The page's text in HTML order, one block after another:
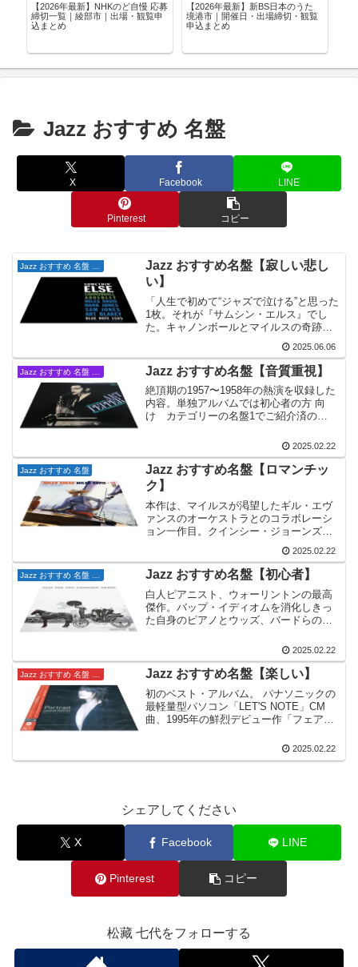
【2026年最新】NHKのど自慢 応募
締切一覧｜綾部市｜出場・観覧申
込まとめ
【2026年最新】新BS日本のうた
境港市｜開催日・出場締切・観覧
申込まとめ
Jazz おすすめ 名盤
X Facebook LINE
Pinterest コピー
Jazz おすすめ 名盤 寂しい悲しい方 向け
Jazz おすすめ名盤【寂しい悲し
い】
「人生で初めて“ジャズで泣ける”と思った
1枚。それが『サムシン・エルス』でし
た。キャノンボールとマイルスの奇跡的
うです。この1枚が、僕の“ジャズ人生”の
扉を開きました。
2025.06.06
Jazz おすすめ名盤【音質重視】
絶頂期の1957〜1958年の熱演を収録した
内容。単独アルバムでは初心者の方 向
け カテゴリーの名盤1でご紹介済の
音）アート・ペッパー・ミーツ・ザ・リ
きたいアルバムです。
2025.02.22
Jazz おすすめ 名盤
Jazz おすすめ名盤【ロマンチッ
ク】
本作は、マイルスが渇望したギル・エヴ
ァンスのオーケストラとのコラボレーシ
ョン一作目。クインシー・ジョーンズが
ルスとギルのコラボレーション作品だと
語る、不朽のコラボレーション作品。
2025.02.22
Jazz おすすめ 名盤 初心者の方 向け Jazz おすすめ名盤【初心者】
白人ピアニスト、ウォーリントンの最高
傑作。バップ・イディオムを消化しきっ
た自身のピアノとウッズ、バードらのフ
り、『スイングジャーナル』誌のゴール
ノラル録音になります。
2025.02.22
Jazz おすすめ名盤【楽しい】
初のベスト・アルバム。 パナソニックの
最軽量型パソコン「LET'S NOTE」CM
曲、1995年の鮮烈デビュー作「フェアリ
「ランデヴー」、「ユー・アーソー・ビ
2025.02.22
シェアしてください
X Facebook LINE
Pinterest コピー
松藏 七代をフォローする